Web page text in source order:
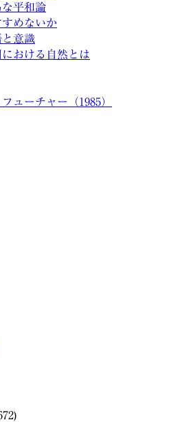
平和論
めないか
意識
おける自然とは
ューチャー（1985）